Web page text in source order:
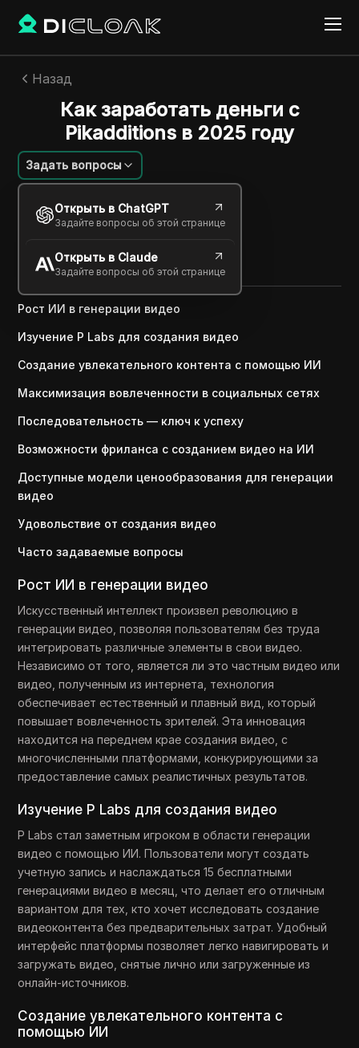
Назад
Как заработать деньги с
Pikadditions в 2025 году
Задать вопросы
Открыть в ChatGPT
Задайте вопросы об этой странице
Открыть в Claude
Задайте вопросы об этой странице
Savannah Westwood
05 мая 2025 2 минут
Copy Link
Рост ИИ в генерации видео
Изучение P Labs для создания видео
Создание увлекательного контента с помощью ИИ
Максимизация вовлеченности в социальных сетях
Последовательность — ключ к успеху
Возможности фриланса с созданием видео на ИИ
Доступные модели ценообразования для генерации
видео
Удовольствие от создания видео
Часто задаваемые вопросы
Рост ИИ в генерации видео
Искусственный интеллект произвел революцию в
генерации видео, позволяя пользователям без труда
интегрировать различные элементы в свои видео.
Независимо от того, является ли это частным видео или
видео, полученным из интернета, технология
обеспечивает естественный и плавный вид, который
повышает вовлеченность зрителей. Эта инновация
находится на переднем крае создания видео, с
многочисленными платформами, конкурирующими за
предоставление самых реалистичных результатов.
Изучение P Labs для создания видео
P Labs стал заметным игроком в области генерации
видео с помощью ИИ. Пользователи могут создать
учетную запись и наслаждаться 15 бесплатными
генерациями видео в месяц, что делает его отличным
вариантом для тех, кто хочет исследовать создание
видеоконтента без предварительных затрат. Удобный
интерфейс платформы позволяет легко навигировать и
загружать видео, снятые лично или загруженные из
онлайн-источников.
Создание увлекательного контента с
помощью ИИ